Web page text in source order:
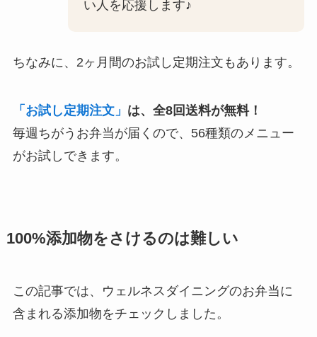
い人を応援します♪
ちなみに、2ヶ月間のお試し定期注文もあります。
「お試し定期注文」 は、全8回送料が無料！
毎週ちがうお弁当が届くので、56種類のメニュー
がお試しできます。
100%添加物をさけるのは難しい
この記事では、ウェルネスダイニングのお弁当に
含まれる添加物をチェックしました。